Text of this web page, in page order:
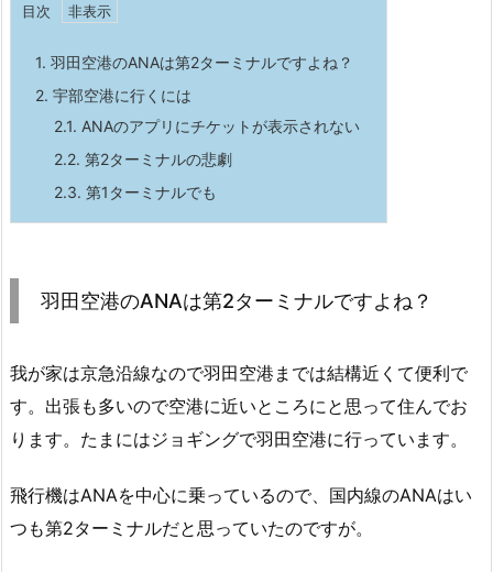
目次
1. 羽田空港のANAは第2ターミナルですよね？
2. 宇部空港に行くには
2.1. ANAのアプリにチケットが表示されない
2.2. 第2ターミナルの悲劇
2.3. 第1ターミナルでも
羽田空港のANAは第2ターミナルですよね？
我が家は京急沿線なので羽田空港までは結構近くて便利で
す。出張も多いので空港に近いところにと思って住んでお
ります。たまにはジョギングで羽田空港に行っています。
飛行機はANAを中心に乗っているので、国内線のANAはい
つも第2ターミナルだと思っていたのですが。